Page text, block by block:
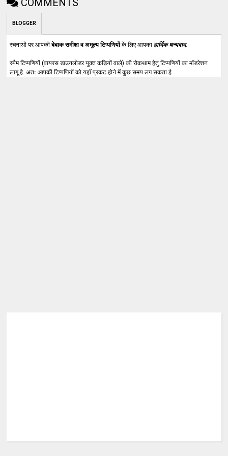
COMMENTS
BLOGGER
रचनाओं पर आपकीबेबाक समीक्षा व अमूल्य टिप्पणियोंके लिए आपका हार्दिक धन्यवाद.
स्पैम टिप्पणियों (वायरस डाउनलोडर युक्त कड़ियों वाले) की रोकथाम हेतु टिप्पणियों का मॉडरेशन
लागू है. अतः आपकी टिप्पणियों को यहाँ प्रकट होने में कुछ समय लग सकता है.